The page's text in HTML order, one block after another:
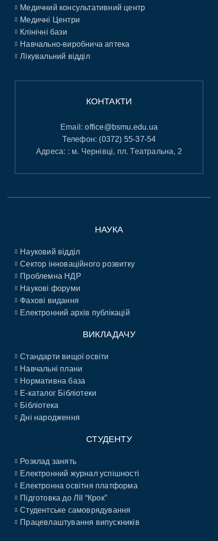
Медичний консультативний центр
Медичні Центри
Клінічні бази
Навчально-виробнича аптека
Лікувальний відділ
КОНТАКТИ
Email:office@bsmu.edu.ua
Телефон: (0372) 55-37-54
Адреса: : м. Чернівці, пл. Театральна, 2
НАУКА
Науковий відділ
Сектор інноваційного розвитку
Проблемна НДР
Наукові форуми
Фахові видання
Електронний архів публікацій
ВИКЛАДАЧУ
Стандарти вищої освіти
Навчальні плани
Нормативна база
E-каталог Бібліотеки
Бібліотека
Дні народження
СТУДЕНТУ
Розклад занять
Електронний журнал успішності
Електронна освітня платформа
Підготовка до ЛІІ “Крок”
Студентське самоврядування
Працевлаштування випускників